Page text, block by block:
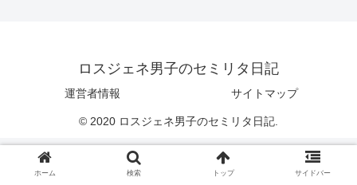
ロスジェネ男子のセミリタ日記
運営者情報 サイトマップ
© 2020 ロスジェネ男子のセミリタ日記.
ホーム 検索 トップ サイドバー